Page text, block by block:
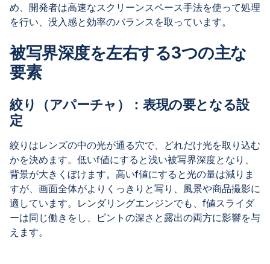
め、開発者は高速なスクリーンスペース手法を使って処理
を行い、没入感と効率のバランスを取っています。
被写界深度を左右する3つの主な
要素
絞り（アパーチャ）：表現の要となる設
定
絞りはレンズの中の光が通る穴で、どれだけ光を取り込む
かを決めます。低いf値にすると浅い被写界深度となり、
背景が大きくぼけます。高いf値にすると光の量は減りま
すが、画面全体がよりくっきりと写り、風景や商品撮影に
適しています。レンダリングエンジンでも、f値スライダ
ーは同じ働きをし、ピントの深さと露出の両方に影響を与
えます。